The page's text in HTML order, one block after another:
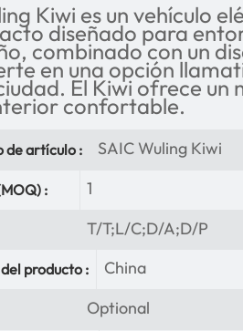
Kiwi es un vehículo
diseñado para
combinado con un
en una opción
El Kiwi ofrece
confortable.
de artículo : SAIC Wuling Kiwi
: 1
T/T;L/C;D/A;D/P
producto : China
Optional